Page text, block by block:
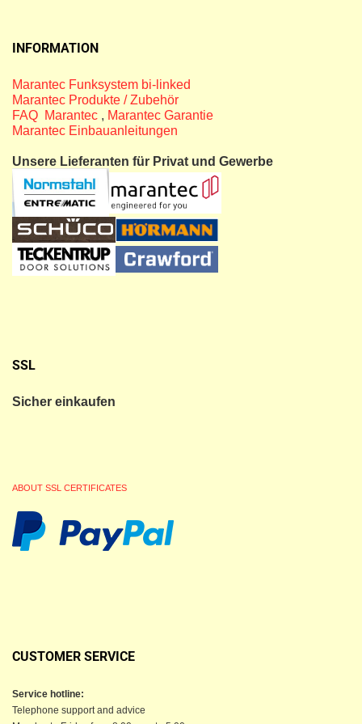
INFORMATION
Marantec Funksystem bi-linked
Marantec Produkte / Zubehör
FAQ Marantec , Marantec Garantie
Marantec Einbauanleitungen
Unsere Lieferanten für Privat und Gewerbe
SSL
Sicher einkaufen
ABOUT SSL CERTIFICATES
CUSTOMER SERVICE
Service hotline:
Telephone support and advice